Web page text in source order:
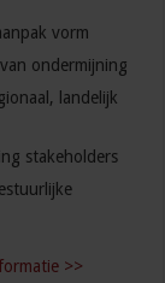
vorm
ondermijning
landelijk
stakeholders
>>